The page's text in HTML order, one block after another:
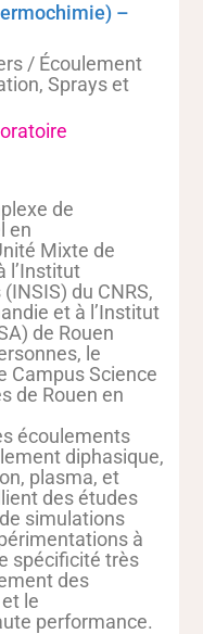
–
/ Écoulement
Sprays et
de
en
Mixte de
l’Institut
du CNRS,
et à l’Institut
de Rouen
le
Campus Science
de Rouen en
écoulements
diphasique,
plasma, et
des études
simulations
à
spécificité très
des
le
performance.